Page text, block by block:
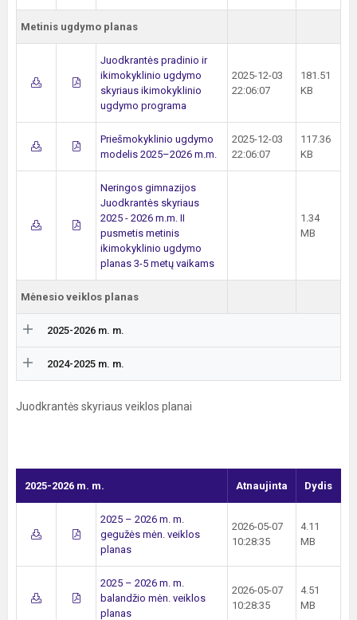
Metinis ugdymo planas
Juodkrantės pradinio ir
ikimokyklinio ugdymo
skyriaus ikimokyklinio
ugdymo programa
2025-12-03
22:06:07
181.51
KB
Priešmokyklinio ugdymo
modelis 2025–2026 m.m.
2025-12-03
22:06:07
117.36
KB
Neringos gimnazijos
Juodkrantės skyriaus
2025 - 2026 m.m. II
pusmetis metinis
ikimokyklinio ugdymo
planas 3-5 metų vaikams
1.34
MB
Mėnesio veiklos planas
2025-2026 m. m.
2024-2025 m. m.
Juodkrantės skyriaus veiklos planai
2025-2026 m. m. Atnaujinta Dydis
2025 – 2026 m. m.
gegužės mėn. veiklos
planas
2026-05-07
10:28:35
4.11
MB
2025 – 2026 m. m.
balandžio mėn. veiklos
planas
2026-05-07
10:28:35
4.51
MB